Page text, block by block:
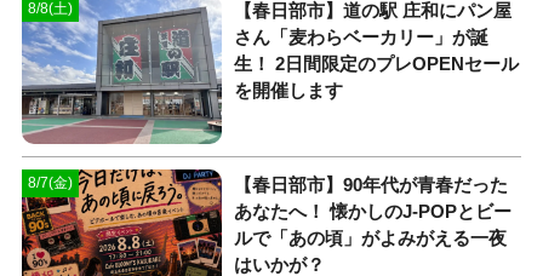
8/8(土)
【春日部市】道の駅 庄和にパン屋
さん「麦わらベーカリー」が誕
生！ 2日間限定のプレOPENセール
を開催します
8/7(金)
【春日部市】90年代が青春だった
あなたへ！ 懐かしのJ-POPとビー
ルで「あの頃」がよみがえる一夜
はいかが？